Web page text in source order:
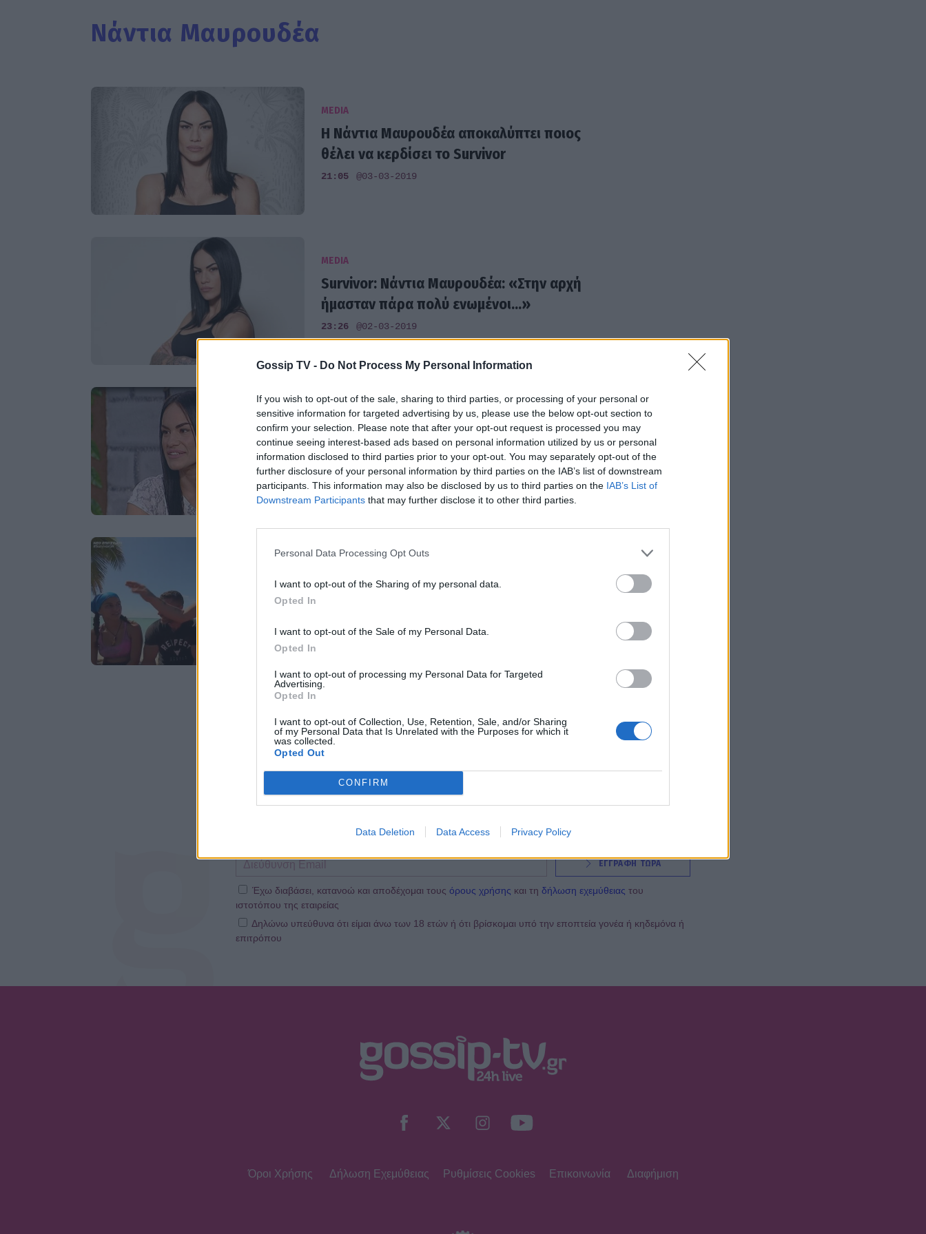
Gossip TV - Do Not Process My Personal Information
If you wish to opt-out of the sale, sharing to third parties, or processing of your personal or
sensitive information for targeted advertising by us, please use the below opt-out section to
confirm your selection. Please note that after your opt-out request is processed you may
continue seeing interest-based ads based on personal information utilized by us or personal
information disclosed to third parties prior to your opt-out. You may separately opt-out of the
further disclosure of your personal information by third parties on the IAB’s list of downstream
participants. This information may also be disclosed by us to third parties on the IAB’s List of
Downstream Participants that may further disclose it to other third parties.
Personal Data Processing Opt Outs
I want to opt-out of the Sharing of my personal data.
Opted In
I want to opt-out of the Sale of my Personal Data.
Opted In
I want to opt-out of processing my Personal Data for Targeted
Advertising.
Opted In
I want to opt-out of Collection, Use, Retention, Sale, and/or Sharing
of my Personal Data that Is Unrelated with the Purposes for which it
was collected.
Opted Out
CONFIRM
Data Deletion Data Access Privacy Policy
Νάντια Μαυρουδέα
MEDIA
Η Νάντια Μαυρουδέα αποκαλύπτει ποιος
θέλει να κερδίσει το Survivor
21:05 @03-03-2019
MEDIA
Survivor: Νάντια Μαυρουδέα: «Στην αρχή
ήμασταν πάρα πολύ ενωμένοι...»
23:26 @02-03-2019
MEDIA
Survivor Πανόραμα: Η Νάντια
κατακεραυνώνει τον Τόνυ! «Είναι
τραμπούκος»
18:46 @19-02-2019
MEDIA
Μαυρουδέα: «Δεν πιάνουν μία, είναι
22:54 @03-02-2019
NEWSLETTER
ΕΓΓΡΑΦΗ ΤΩΡΑ
Έχω διαβάσει, κατανοώ και αποδέχομαι τους όρους χρήσης και τη δήλωση εχεμύθειας του
ιστοτόπου της εταιρείας
Δηλώνω υπεύθυνα ότι είμαι άνω των 18 ετών ή ότι βρίσκομαι υπό την εποπτεία γονέα ή κηδεμόνα ή
επιτρόπου
Όροι Χρήσης Δήλωση Εχεμύθειας Ρυθμίσεις Cookies Επικοινωνία Διαφήμιση